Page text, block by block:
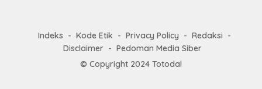
Indeks Kode Etik Privacy Policy
Redaksi
Disclaimer
Pedoman Media Siber
© Copyright 2024 Totodal